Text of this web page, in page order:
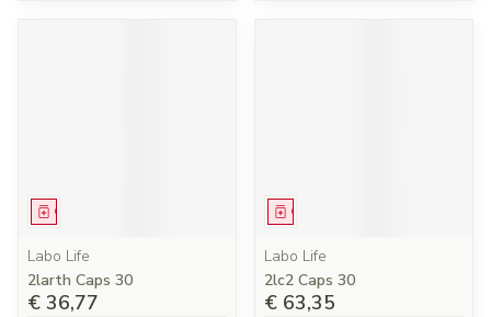
Geneesmiddel
Labo Life
2larth Caps 30
€ 36,77
Geneesmiddel
Labo Life
2lc2 Caps 30
€ 63,35